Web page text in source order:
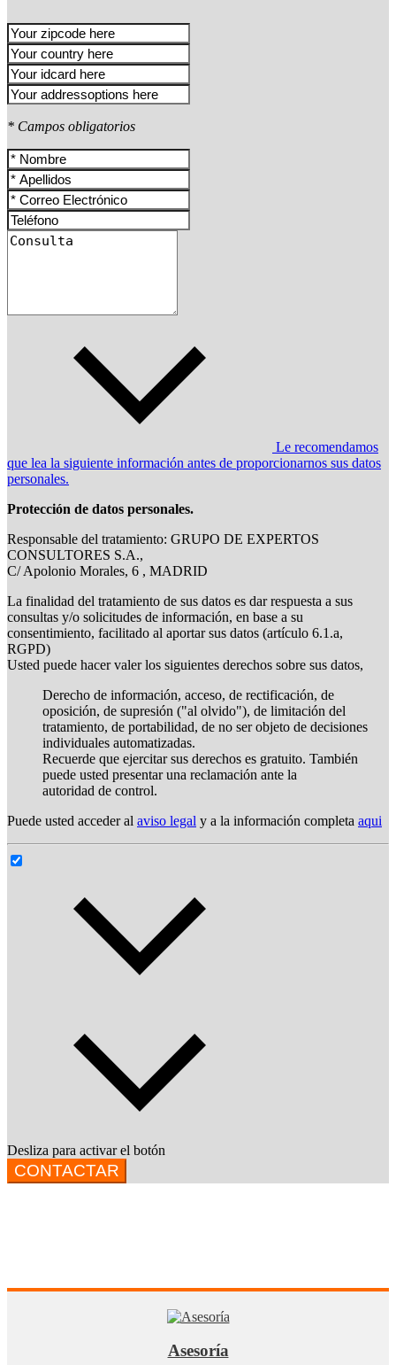
* Campos obligatorios
Le recomendamos
que lea la siguiente información antes de proporcionarnos sus datos
personales.
Protección de datos personales.
Responsable del tratamiento: GRUPO DE EXPERTOS
CONSULTORES S.A.,
C/ Apolonio Morales, 6 , MADRID
La finalidad del tratamiento de sus datos es dar respuesta a sus
consultas y/o solicitudes de información, en base a su
consentimiento, facilitado al aportar sus datos (artículo 6.1.a,
RGPD)
Usted puede hacer valer los siguientes derechos sobre sus datos,
Derecho de información, acceso, de rectificación, de
oposición, de supresión ("al olvido"), de limitación del
tratamiento, de portabilidad, de no ser objeto de decisiones
individuales automatizadas.
Recuerde que ejercitar sus derechos es gratuito. También
puede usted presentar una reclamación ante la
autoridad de control.
Puede usted acceder al aviso legal y a la información completa aqui
Desliza para activar el botón
CONTACTAR
Asesoría